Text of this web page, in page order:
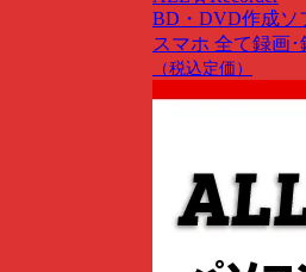
BD・DVD作成ソ
スマホ 全て録画･
（税込定価）